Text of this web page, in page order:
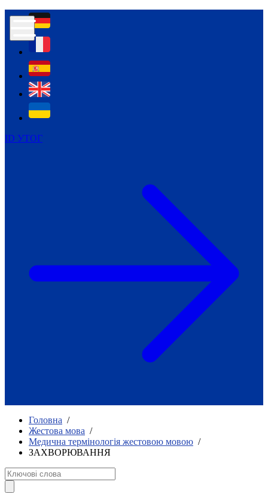
ID УТОГ
Контур психологічної безпеки глухих
Всеукраїнський пісенний
челендж «Україно, ти є!»
Молодіжний челендж «Жестова
мова для мене – це…»
Репортажі спеціальних та
інклюзивних начальних закладів
України
Як приклад стійкості спільноти
Говоримо коротко про наболіле
Міжнародний тиждень глухих людей
Всеукраїнський челендж «Молодь
співає»
жестову мову.
УТОГ»: прийом заявок 2023
Флешмоб «Історії успіхів, які надихають»
Переклад жестовою мовою
Діяльність УТОГ
Головна /
Жестова мова /
Медична термінологія жестовою мовою /
ЗАХВОРЮВАННЯ